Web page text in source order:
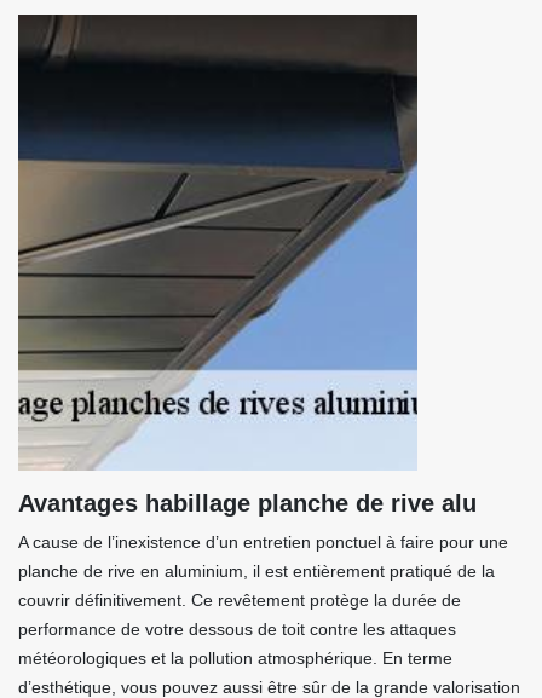
Avantages habillage planche de rive alu
A cause de l’inexistence d’un entretien ponctuel à faire pour une
planche de rive en aluminium, il est entièrement pratiqué de la
couvrir définitivement. Ce revêtement protège la durée de
performance de votre dessous de toit contre les attaques
météorologiques et la pollution atmosphérique. En terme
d’esthétique, vous pouvez aussi être sûr de la grande valorisation